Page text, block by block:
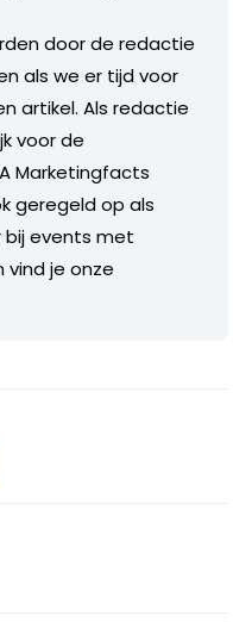
door de redactie
als we er tijd voor
artikel. Als redactie
voor de
Marketingfacts
geregeld op als
events met
vind je onze